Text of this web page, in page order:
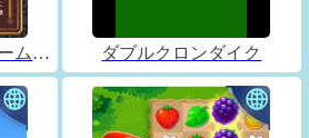
【無料タロット占いゲーム】フォーチュンコネクト ダブルクロンダイク